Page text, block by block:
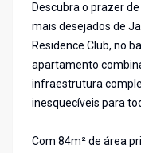
Descubra o prazer
mais desejados de
Residence Club, no
apartamento
infraestrutura
inesquecíveis para
Com 84m² de área